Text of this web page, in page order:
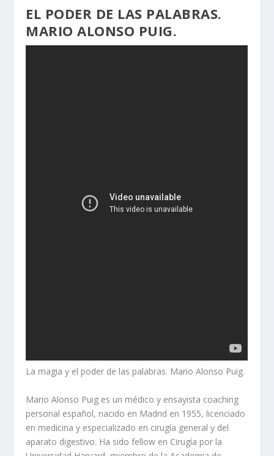
EL PODER DE LAS PALABRAS.
MARIO ALONSO PUIG.
La magia y el poder de las palabras. Mario Alonso Puig.
Mario Alonso Puig es un médico y ensayista coaching
personal español, nacido en Madrid en 1955, licenciado
en medicina y especializado en cirugía general y del
aparato digestivo. Ha sido fellow en Cirugía por la